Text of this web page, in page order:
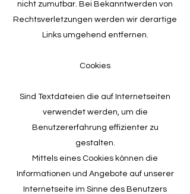
nicht zumutbar. Bei Bekanntwerden von
Rechtsverletzungen werden wir derartige
Links umgehend entfernen.
Cookies
Sind Textdateien die auf Internetseiten
verwendet werden, um die
Benutzererfahrung effizienter zu
gestalten.
Mittels eines Cookies können die
Informationen und Angebote auf unserer
Internetseite im Sinne des Benutzers